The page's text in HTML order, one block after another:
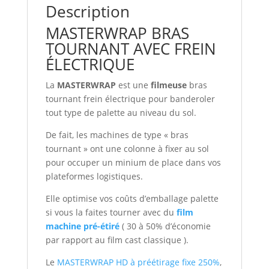
Description
MASTERWRAP BRAS
TOURNANT AVEC FREIN
ÉLECTRIQUE
La MASTERWRAP est une filmeusebras
tournant frein électrique pour banderoler
tout type de palette au niveau du sol.
De fait, les machines de type « bras
tournant » ont une colonne à fixer au sol
pour occuper un minium de place dans vos
plateformes logistiques.
Elle optimise vos coûts d’emballage palette
si vous la faites tourner avec du film
machine pré-étiré( 30 à 50% d’économie
par rapport au film cast classique ).
Le MASTERWRAP HD à préétirage fixe 250%,